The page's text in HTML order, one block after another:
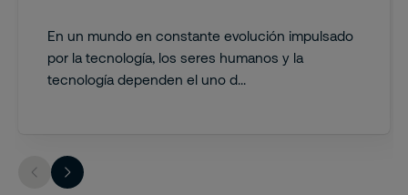
En un mundo en constante evolución impulsado
por la tecnología, los seres humanos y la
tecnología dependen el uno d...